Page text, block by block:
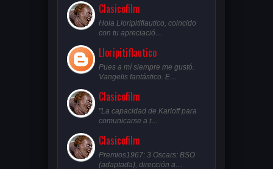
Clasicofilm
Hola Lloripitiflautico, coincido
con tu apreciació…
Lloripitiflautico
Pues a mí siempre me gustó.
Vangelis fantástico. E…
Clasicofilm
"La capacidad de Karloff para
comunicarse a t…
Clasicofilm
Premios1967: 3 Oscars: BSO
(adaptada), dirección a…